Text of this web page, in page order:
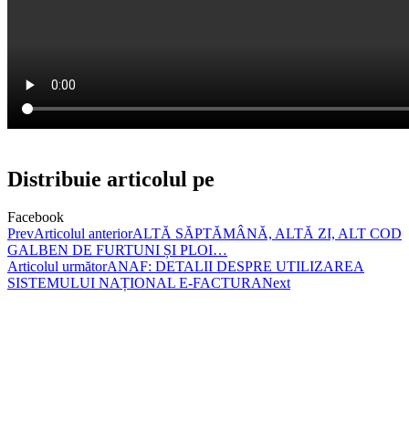
Distribuie articolul pe
Facebook
PrevArticolul anteriorALTĂ SĂPTĂMÂNĂ, ALTĂ ZI, ALT COD
GALBEN DE FURTUNI ȘI PLOI…
Articolul următorANAF: DETALII DESPRE UTILIZAREA
SISTEMULUI NAȚIONAL E-FACTURANext